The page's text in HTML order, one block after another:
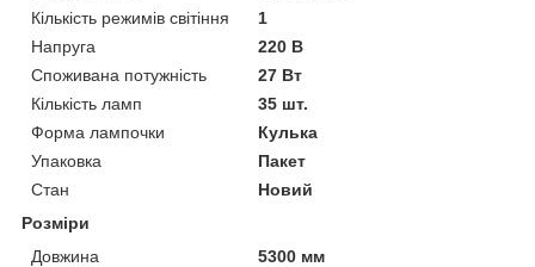
Кількість режимів світіння
1
Напруга
220 В
Споживана потужність
27 Вт
Кількість ламп
35 шт.
Форма лампочки
Кулька
Упаковка
Пакет
Стан
Новий
Розміри
Довжина
5300 мм